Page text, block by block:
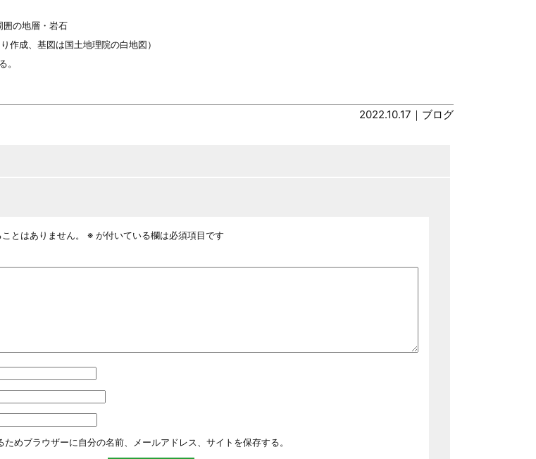
囲の地層・岩石
作成、基図は国土地理院の白地図）
。
2022.10.17｜ ブログ
とはありません。 ※ が付いている欄は必須項目です
めブラウザーに自分の名前、メールアドレス、サイトを保存する。